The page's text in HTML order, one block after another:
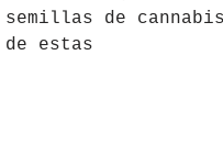
de cannabis
estas